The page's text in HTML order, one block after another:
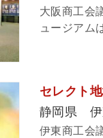
大阪商工会
ュージアム
セレクト
静岡県 伊
伊東商工会